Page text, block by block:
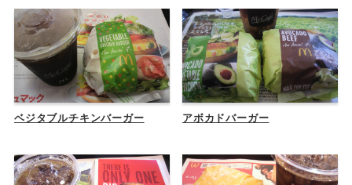
ベジタブルチキンバーガー アボカドバーガー